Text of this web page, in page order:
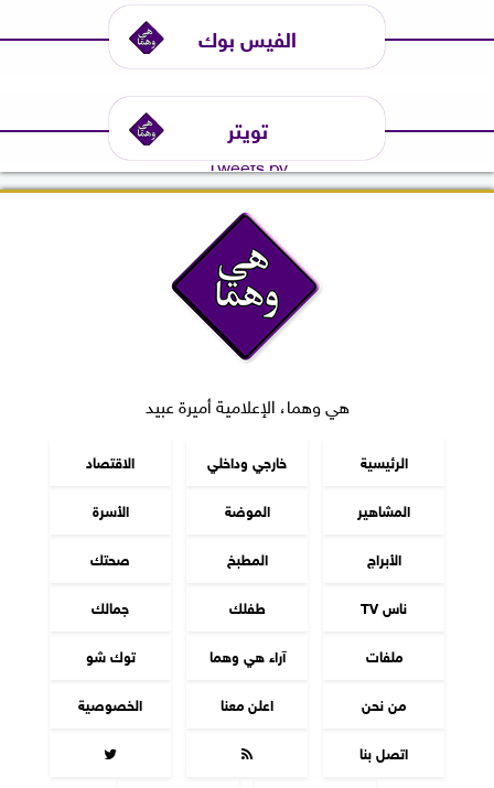
الفيس بوك
تويتر
Tweets by
هي وهما، الإعلامية أميرة عبيد
الرئيسية خارجي وداخلي
الاقتصاد
المشاهير
الموضة
الأسرة
الأبراج
المطبخ
صحتك
ناس TV
طفلك
جمالك
ملفات
آراء هي وهما
توك شو
من نحن
اعلن معنا
الخصوصية
اتصل بنا

